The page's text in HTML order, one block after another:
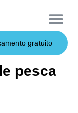
gratuito
pesca